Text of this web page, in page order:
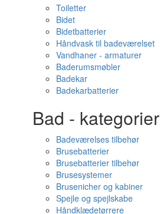
Toiletter
Bidet
Bidetbatterier
Håndvask til badeværelset
Vandhaner - armaturer
Baderumsmøbler
Badekar
Badekarbatterier
Bad - kategorier
Badeværelses tilbehør
Brusebatterier
Brusebatterier tilbehør
Brusesystemer
Brusenicher og kabiner
Spejle og spejlskabe
Håndklædetørrere